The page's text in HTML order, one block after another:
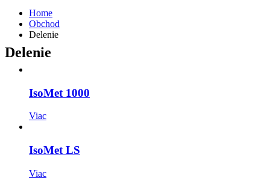
Home
Obchod
Delenie
Delenie
IsoMet 1000
Viac
IsoMet LS
Viac